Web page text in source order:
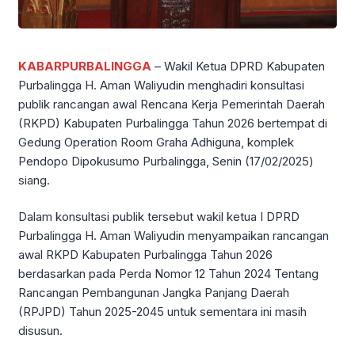
KABARPURBALINGGA – Wakil Ketua DPRD Kabupaten
Purbalingga H. Aman Waliyudin menghadiri konsultasi
publik rancangan awal Rencana Kerja Pemerintah Daerah
(RKPD) Kabupaten Purbalingga Tahun 2026 bertempat di
Gedung Operation Room Graha Adhiguna, komplek
Pendopo Dipokusumo Purbalingga, Senin (17/02/2025)
siang.
Dalam konsultasi publik tersebut wakil ketua I DPRD
Purbalingga H. Aman Waliyudin menyampaikan rancangan
awal RKPD Kabupaten Purbalingga Tahun 2026
berdasarkan pada Perda Nomor 12 Tahun 2024 Tentang
Rancangan Pembangunan Jangka Panjang Daerah
(RPJPD) Tahun 2025-2045 untuk sementara ini masih
disusun.